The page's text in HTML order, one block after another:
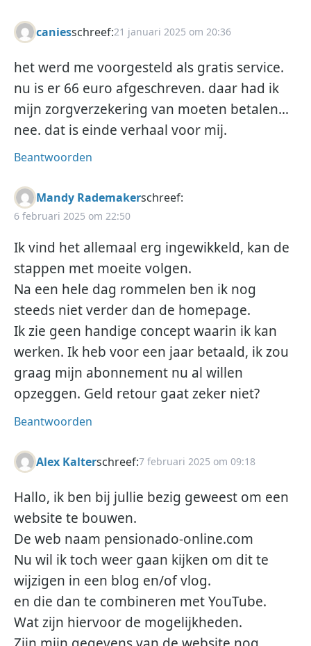
caniesschreef:21 januari 2025 om 20:36
het werd me voorgesteld als gratis service.
nu is er 66 euro afgeschreven. daar had ik
mijn zorgverzekering van moeten betalen…
nee. dat is einde verhaal voor mij.
Beantwoorden
Mandy Rademakerschreef:
6 februari 2025 om 22:50
Ik vind het allemaal erg ingewikkeld, kan de
stappen met moeite volgen.
Na een hele dag rommelen ben ik nog
steeds niet verder dan de homepage.
Ik zie geen handige concept waarin ik kan
werken. Ik heb voor een jaar betaald, ik zou
graag mijn abonnement nu al willen
opzeggen. Geld retour gaat zeker niet?
Beantwoorden
Alex Kalterschreef:7 februari 2025 om 09:18
Hallo, ik ben bij jullie bezig geweest om een
website te bouwen.
De web naam pensionado-online.com
Nu wil ik toch weer gaan kijken om dit te
wijzigen in een blog en/of vlog.
en die dan te combineren met YouTube.
Wat zijn hiervoor de mogelijkheden.